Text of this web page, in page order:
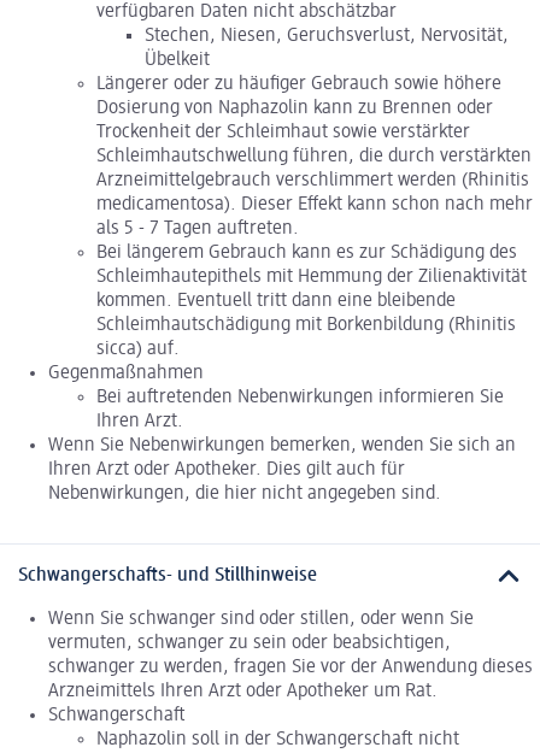
verfügbaren Daten nicht abschätzbar
Stechen, Niesen, Geruchsverlust, Nervosität,
Übelkeit
Längerer oder zu häufiger Gebrauch sowie höhere
Dosierung von Naphazolin kann zu Brennen oder
Trockenheit der Schleimhaut sowie verstärkter
Schleimhautschwellung führen, die durch verstärkten
Arzneimittelgebrauch verschlimmert werden (Rhinitis
medicamentosa). Dieser Effekt kann schon nach mehr
als 5 - 7 Tagen auftreten.
Bei längerem Gebrauch kann es zur Schädigung des
Schleimhautepithels mit Hemmung der Zilienaktivität
kommen. Eventuell tritt dann eine bleibende
Schleimhautschädigung mit Borkenbildung (Rhinitis
sicca) auf.
Gegenmaßnahmen
Bei auftretenden Nebenwirkungen informieren Sie
Ihren Arzt.
Wenn Sie Nebenwirkungen bemerken, wenden Sie sich an
Ihren Arzt oder Apotheker. Dies gilt auch für
Nebenwirkungen, die hier nicht angegeben sind.
Schwangerschafts- und Stillhinweise
Wenn Sie schwanger sind oder stillen, oder wenn Sie
vermuten, schwanger zu sein oder beabsichtigen,
schwanger zu werden, fragen Sie vor der Anwendung dieses
Arzneimittels Ihren Arzt oder Apotheker um Rat.
Schwangerschaft
Naphazolin soll in der Schwangerschaft nicht